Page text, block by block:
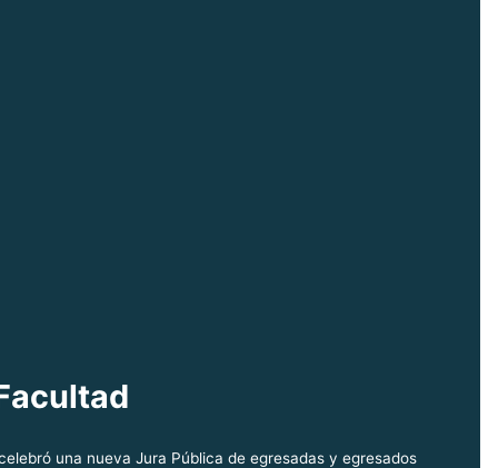
una nueva Jura Pública de egresadas y egresados